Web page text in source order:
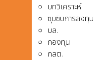
บทวิเคราะห์
ซุบซิบการลงทุน
บล.
กองทุน
กลต.